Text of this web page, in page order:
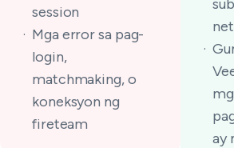
session
Mga error sa pag-
login,
matchmaking, o
koneksyon ng
fireteam
ay